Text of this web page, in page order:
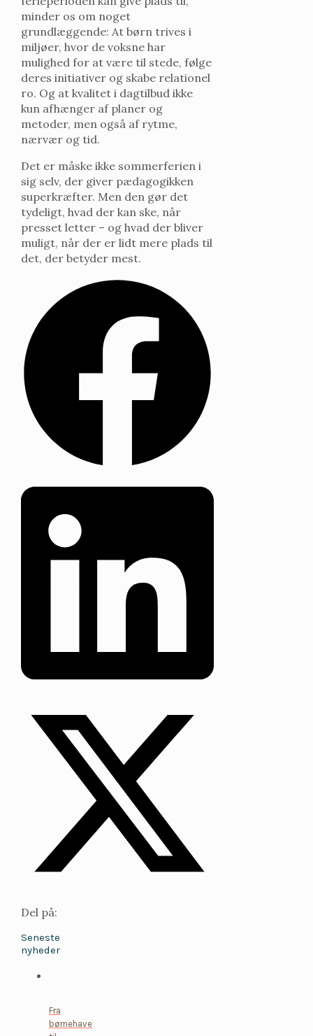
minder os om noget
grundlæggende: At børn trives i
miljøer, hvor de voksne har
mulighed for at være til stede, følge
deres initiativer og skabe relationel
ro. Og at kvalitet i dagtilbud ikke
kun afhænger af planer og
metoder, men også af rytme,
nærvær og tid.
Det er måske ikke sommerferien i
sig selv, der giver pædagogikken
superkræfter. Men den gør det
tydeligt, hvad der kan ske, når
presset letter – og hvad der bliver
muligt, når der er lidt mere plads til
det, der betyder mest.
Del på:
Seneste
nyheder
Fra
børnehave